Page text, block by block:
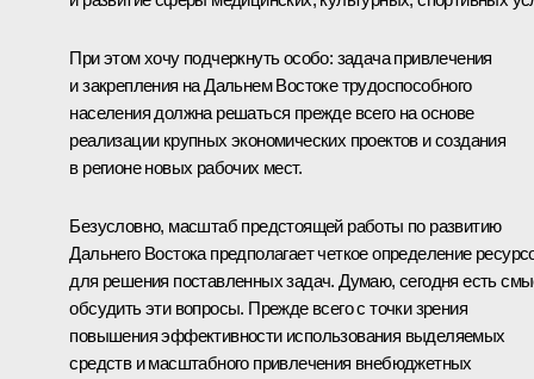
При этом хочу подчеркнуть особо: задача привлечения
и закрепления на Дальнем Востоке трудоспособного
населения должна решаться прежде всего на основе
реализации крупных экономических проектов и создания
в регионе новых рабочих мест.
Безусловно, масштаб предстоящей работы по развитию
Дальнего Востока предполагает четкое определение
для решения поставленных задач. Думаю, сегодня есть
обсудить эти вопросы. Прежде всего с точки зрения
повышения эффективности использования выделяемых
средств и масштабного привлечения внебюджетных